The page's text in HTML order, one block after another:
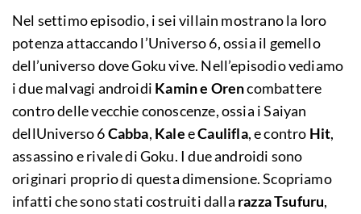
Nel settimo episodio, i sei villain mostrano la loro
potenza attaccando l’Universo 6, ossia il gemello
dell’universo dove Goku vive. Nell’episodio vediamo
i due malvagi androidi Kamin e Orencombattere
contro delle vecchie conoscenze, ossia i Saiyan
dellUniverso 6Cabba, KaleeCaulifla, e contro Hit,
assassino e rivale di Goku. I due androidi sono
originari proprio di questa dimensione. Scopriamo
infatti che sono stati costruiti dalla razza Tsufuru,